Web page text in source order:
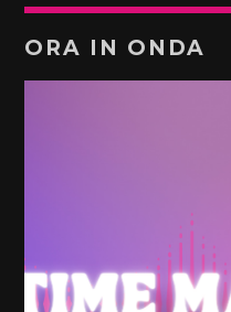
ORA IN ONDA